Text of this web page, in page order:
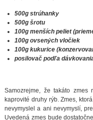
500g strúhanky
500g šrotu
100g menších peliet
100g ovsených vločiek
100g kukurice
posilovač podľa
Samozrejme, že takáto
kaprovité druhy rýb. Zmes,
nevymyslel a ani nevymyslí,
Uvedená zmes bude